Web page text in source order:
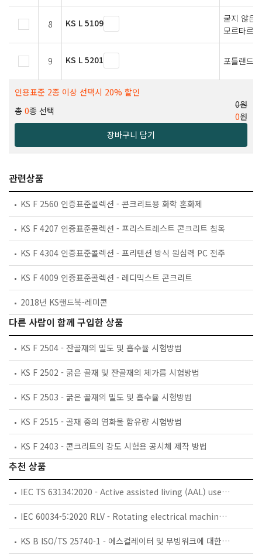
8 KS L 5109
굳지 않은
모르타르
9 KS L 5201 포틀랜드
인용표준 2종 이상 선택시 20% 할인
총 0종 선택
0원
0원
장바구니 담기
관련상품
KS F 2560 인증표준콜렉션 - 콘크리트용 화학 혼화제
KS F 4207 인증표준콜렉션 - 프리스트레스트 콘크리트 침목
KS F 4304 인증표준콜렉션 - 프리텐션 방식 원심력 PC 전주
KS F 4009 인증표준콜렉션 - 레디믹스트 콘크리트
2018년 KS핸드북-레미콘
다른 사람이 함께 구입한 상품
KS F 2504 - 잔골재의 밀도 및 흡수율 시험방법
KS F 2502 - 굵은 골재 및 잔골재의 체가름 시험방법
KS F 2503 - 굵은 골재의 밀도 및 흡수율 시험방법
KS F 2515 - 골재 중의 염화물 함유량 시험방법
KS F 2403 - 콘크리트의 강도 시험용 공시체 제작 방법
추천 상품
IEC TS 63134:2020 - Active assisted living (AAL) use cases
IEC 60034-5:2020 RLV - Rotating electrical machines - Part 5: Degrees of protection provided by the integral design of rotating electrical machines (IP code) - Classification
KS B ISO/TS 25740-1 - 에스컬레이터 및 무빙워크에 대한 안전요건 — 제1부: 세계공통 필수 안전요건(GESRs)